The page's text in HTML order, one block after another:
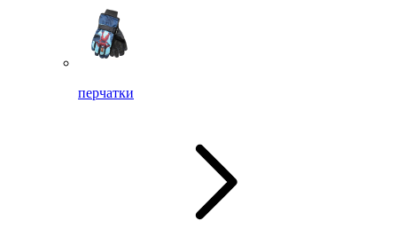
перчатки